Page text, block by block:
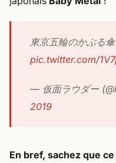
東京五輪のかぶる傘
pic.twitter.com/
— 仮面ラウダー
2019
En bref, sachez que